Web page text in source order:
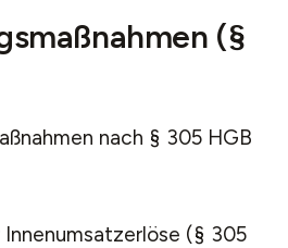
(§
nach § 305 HGB
Innenumsatzerlöse (§ 305